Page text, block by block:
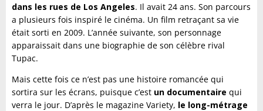
dans les rues de Los Angeles. Il avait 24 ans. Son parcours
a plusieurs fois inspiré le cinéma. Un film retraçant sa vie
était sorti en 2009. L’année suivante, son personnage
apparaissait dans une biographie de son célèbre rival
Tupac.
Mais cette fois ce n’est pas une histoire romancée qui
sortira sur les écrans, puisque c’est un documentaire qui
verra le jour. D’après le magazine Variety, le long-métrage